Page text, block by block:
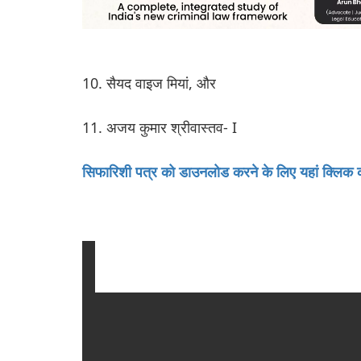
10. सैयद वाइज मियां, और
11. अजय कुमार श्रीवास्तव- I
सिफारिशी पत्र को डाउनलोड करने के लिए यहां क्लिक